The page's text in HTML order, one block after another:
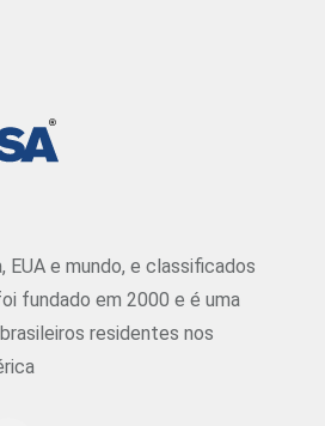
EUA e mundo, e classificados
fundado em 2000 e é uma
residentes nos